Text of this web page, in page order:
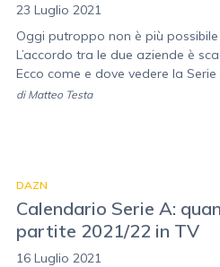
23 Luglio 2021
Oggi putroppo non è più
L’accordo tra le due aziende è
Ecco come e dove vedere la Serie
di Matteo Testa
DAZN
Calendario Serie A:
partite 2021/22 in TV
16 Luglio 2021